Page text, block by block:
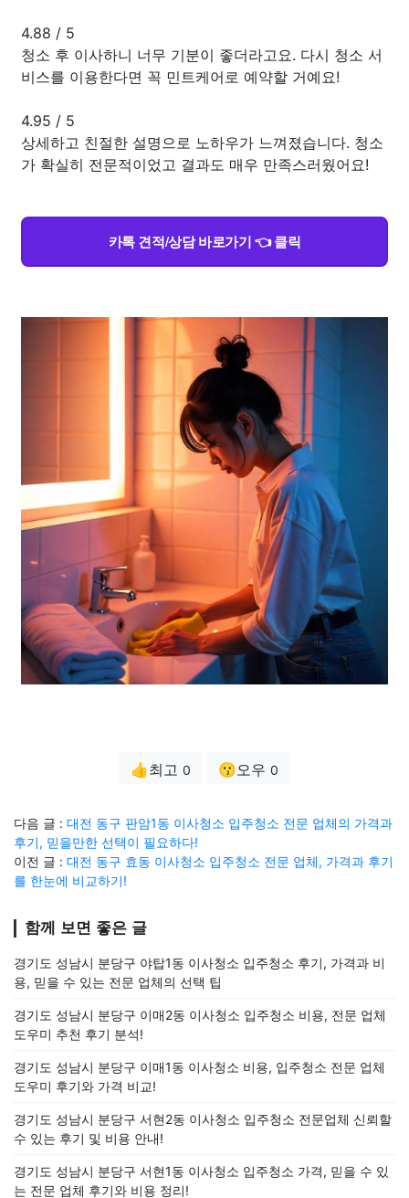
4.88 / 5
청소 후 이사하니 너무 기분이 좋더라고요. 다시 청소 서
비스를 이용한다면 꼭 민트케어로 예약할 거예요!
4.95 / 5
상세하고 친절한 설명으로 노하우가 느껴졌습니다. 청소
가 확실히 전문적이었고 결과도 매우 만족스러웠어요!
카톡 견적/상담 바로가기 👈 클릭
👍최고 0 😗오우 0
다음 글 : 대전 동구 판암1동 이사청소 입주청소 전문 업체의 가격과
후기, 믿을만한 선택이 필요하다!
이전 글 : 대전 동구 효동 이사청소 입주청소 전문 업체, 가격과 후기
를 한눈에 비교하기!
함께 보면 좋은 글
경기도 성남시 분당구 야탑1동 이사청소 입주청소 후기, 가격과 비
용, 믿을 수 있는 전문 업체의 선택 팁
경기도 성남시 분당구 이매2동 이사청소 입주청소 비용, 전문 업체
도우미 추천 후기 분석!
경기도 성남시 분당구 이매1동 이사청소 비용, 입주청소 전문 업체
도우미 후기와 가격 비교!
경기도 성남시 분당구 서현2동 이사청소 입주청소 전문업체 신뢰할
수 있는 후기 및 비용 안내!
경기도 성남시 분당구 서현1동 이사청소 입주청소 가격, 믿을 수 있
는 전문 업체 후기와 비용 정리!